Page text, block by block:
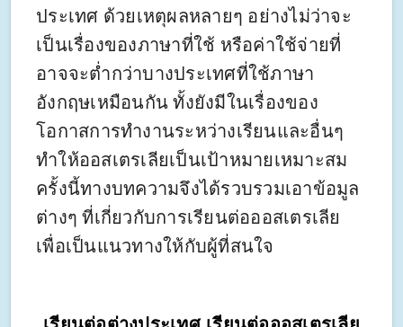
ประเทศ ด้วยเหตุผลหลายๆ อย่างไม่ว่าจะ
เป็นเรื่องของภาษาที่ใช้ หรือค่าใช้จ่ายที่
อาจจะต่ำกว่าบางประเทศที่ใช้ภาษา
อังกฤษเหมือนกัน ทั้งยังมีในเรื่องของ
โอกาสการทำงานระหว่างเรียนและอื่นๆ
ทำให้ออสเตรเลียเป็นเป้าหมายเหมาะสม
ครั้งนี้ทางบทความจึงได้รวบรวมเอาข้อมูล
ต่างๆ ที่เกี่ยวกับการเรียนต่อออสเตรเลีย
เพื่อเป็นแนวทางให้กับผู้ที่สนใจ